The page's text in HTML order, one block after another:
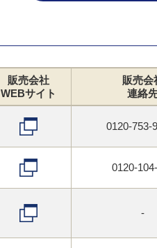
販売会社
WEBサイト
販売会
連絡
0120-
0120-
-